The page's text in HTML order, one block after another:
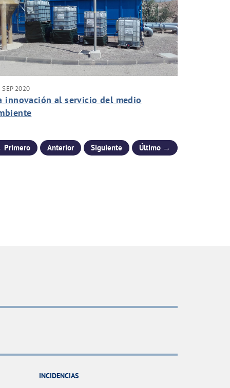
2020
innovación al servicio del medio
Anterior Siguiente Último →
INCIDENCIAS